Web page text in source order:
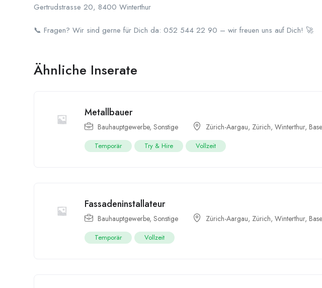
Gertrudstrasse 20, 8400 Winterthur
📞 Fragen? Wir sind gerne für Dich da: 052 544 22 90 – wir freuen uns auf Dich! 🚀
Ähnliche Inserate
Metallbauer
Bauhauptgewerbe, Sonstige Zürich-Aargau, Zürich, Winterthur,
Temporär Try & Hire Vollzeit
Fassadeninstallateur
Bauhauptgewerbe, Sonstige Zürich-Aargau, Zürich, Winterthur,
Temporär Vollzeit